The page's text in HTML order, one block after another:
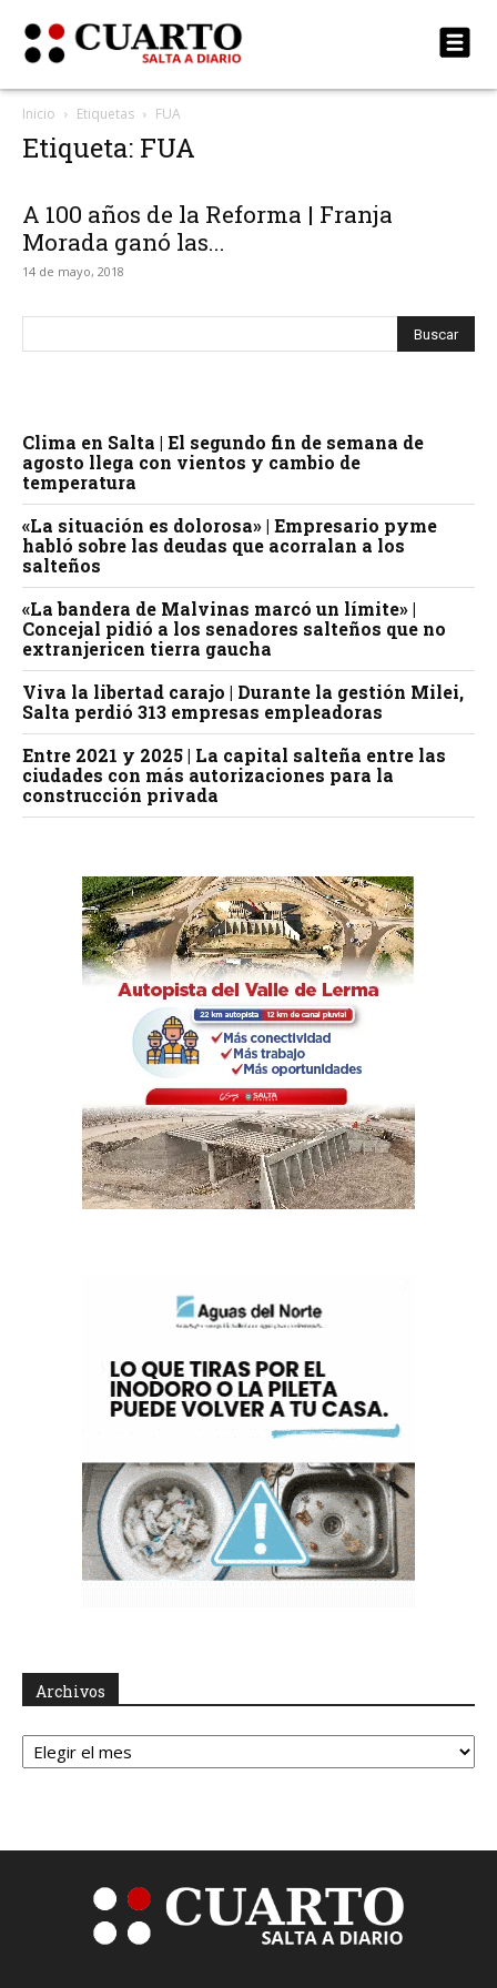
Inicio Etiquetas FUA
Etiqueta: FUA
A 100 años de la Reforma | Franja
Morada ganó las...
14 de mayo, 2018
Clima en Salta | El segundo fin de semana de
agosto llega con vientos y cambio de
temperatura
«La situación es dolorosa» | Empresario pyme
habló sobre las deudas que acorralan a los
salteños
«La bandera de Malvinas marcó un límite» |
Concejal pidió a los senadores salteños que no
extranjericen tierra gaucha
Viva la libertad carajo | Durante la gestión Milei,
Salta perdió 313 empresas empleadoras
Entre 2021 y 2025 | La capital salteña entre las
ciudades con más autorizaciones para la
construcción privada
Archivos
Archivos